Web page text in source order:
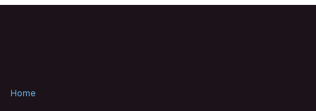
Home